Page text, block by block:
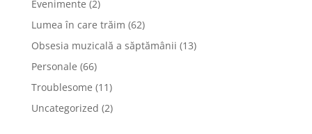
Evenimente (2)
Lumea în care trăim (62)
Obsesia muzicală a săptămânii (13)
Personale (66)
Troublesome (11)
Uncategorized (2)